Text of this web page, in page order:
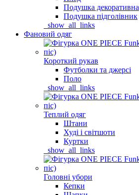
Подушка декоративна
Подушка підголівник
_show_all_links
Фановий одяг
Короткий рукав
Футболки та джерсі
Поло
_show_all_links
Теплий одяг
Штани
Худі і світшоти
Куртки
_show_all_links
Головні убори
Кепки